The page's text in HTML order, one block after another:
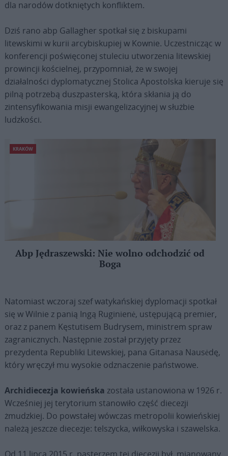
dla narodów dotkniętych konfliktem.
Dziś rano abp Gallagher spotkał się z biskupami
litewskimi w kurii arcybiskupiej w Kownie. Uczestnicząc w
konferencji poświęconej stuleciu utworzenia litewskiej
prowincji kościelnej, przypomniał, że w swojej
działalności dyplomatycznej Stolica Apostolska kieruje się
pilną potrzebą duszpasterską, która skłania ją do
zintensyfikowania misji ewangelizacyjnej w służbie
ludzkości.
KRAKÓW
Abp Jędraszewski: Nie wolno odchodzić od
Boga
Natomiast wczoraj szef watykańskiej dyplomacji spotkał
się w Wilnie z panią Ingą Ruginienė, ustępującą premier,
oraz z panem Kęstutisem Budrysem, ministrem spraw
zagranicznych. Następnie został przyjęty przez
prezydenta Republiki Litewskiej, pana Gitanasa Nausėdę,
który wręczył mu wysokie odznaczenie państwowe.
Archidiecezja kowieńska została ustanowiona w 1926 r.
Wcześniej jej terytorium stanowiło część diecezji
żmudzkiej. Do powstałej wówczas metropolii kowieńskiej
należą jeszcze diecezje: telszycka, wiłkowyska i szawelska.